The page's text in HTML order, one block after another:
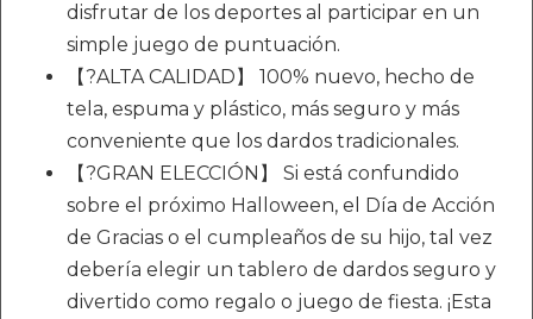
disfrutar de los deportes al participar en un
simple juego de puntuación.
【?ALTA CALIDAD】 100% nuevo, hecho de
tela, espuma y plástico, más seguro y más
conveniente que los dardos tradicionales.
【?GRAN ELECCIÓN】 Si está confundido
sobre el próximo Halloween, el Día de Acción
de Gracias o el cumpleaños de su hijo, tal vez
debería elegir un tablero de dardos seguro y
divertido como regalo o juego de fiesta. ¡Esta